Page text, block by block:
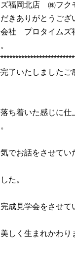
福岡北店 ㈱フク
きありがとうござ
会社 プロタイム
了いたしましたご
ち着いた感じに仕
でお話をさせてい
た。
成見学会をさせて
しく生まれかわり